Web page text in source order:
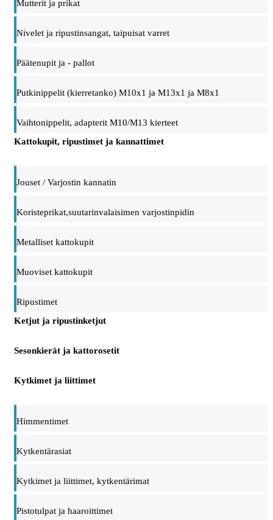
Mutterit ja prikat
Nivelet ja ripustinsangat, taipuisat varret
Päätenupit ja - pallot
Putkinippelit (kierretanko) M10x1 ja M13x1 ja M8x1
Vaihtonippelit, adapterit M10/M13 kierteet
Kattokupit, ripustimet ja kannattimet
Jouset / Varjostin kannatin
Koristeprikat,suutarinvalaisimen varjostinpidin
Metalliset kattokupit
Muoviset kattokupit
Ripustimet
Ketjut ja ripustinketjut
Sesonkierät ja kattorosetit
Kytkimet ja liittimet
Himmentimet
Kytkentärasiat
Kytkimet ja liittimet, kytkentärimat
Pistotulpat ja haaroittimet